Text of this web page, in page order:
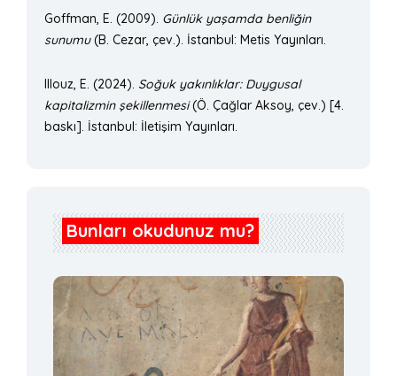
Goffman, E. (2009). Günlük yaşamda benliğin
sunumu(B. Cezar, çev.). İstanbul: Metis Yayınları.
Illouz, E. (2024). Soğuk yakınlıklar: Duygusal
kapitalizmin şekillenmesi(Ö. Çağlar Aksoy, çev.) [4.
baskı]. İstanbul: İletişim Yayınları.
Bunları okudunuz mu?